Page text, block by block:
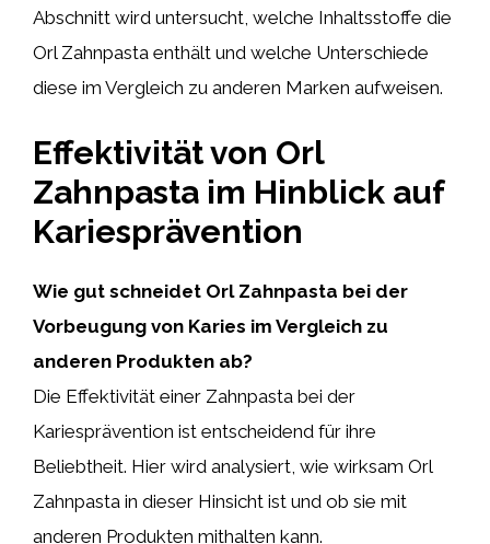
Abschnitt wird untersucht, welche Inhaltsstoffe die
Orl Zahnpasta enthält und welche Unterschiede
diese im Vergleich zu anderen Marken aufweisen.
Effektivität von Orl
Zahnpasta im Hinblick auf
Kariesprävention
Wie gut schneidet Orl Zahnpasta bei der
Vorbeugung von Karies im Vergleich zu
anderen Produkten ab?
Die Effektivität einer Zahnpasta bei der
Kariesprävention ist entscheidend für ihre
Beliebtheit. Hier wird analysiert, wie wirksam Orl
Zahnpasta in dieser Hinsicht ist und ob sie mit
anderen Produkten mithalten kann.